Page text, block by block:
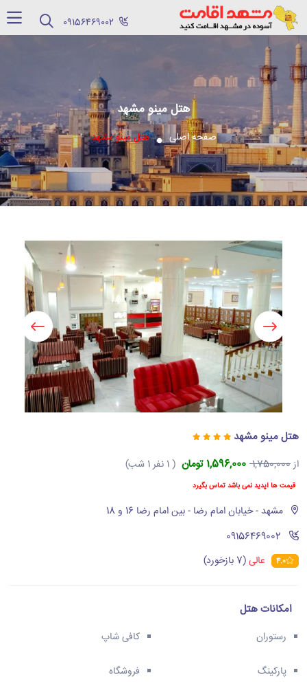
هتل مینو مشهد
صفحه اصلی هتل مینو مشهد
هتل مینو مشهد
از1,750,000 1,596,000 تومان ( 1 نفر 1 شب)
قیمت ها آپدید نمی باشد تماس بگیرد
مشهد - خیابان امام رضا - بین امام رضا 16 و 18
‪09156469002‬
4.0 عالی(7 بازخورد)
امکانات هتل
رستوران کافی شاپ
پارکینگ فروشگاه